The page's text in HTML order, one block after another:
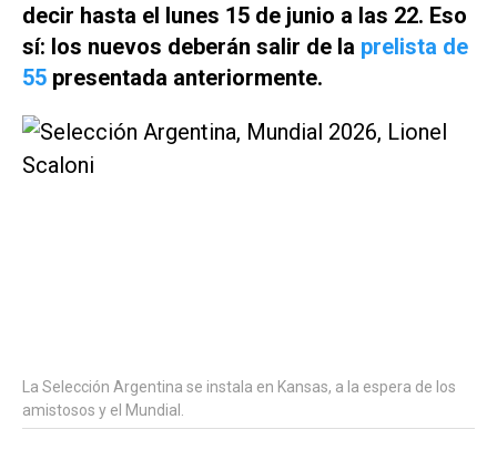
decir hasta el lunes 15 de junio a las 22. Eso
sí: los nuevos deberán salir de la prelista de
55 presentada anteriormente.
La Selección Argentina se instala en Kansas, a la espera de los
amistosos y el Mundial.